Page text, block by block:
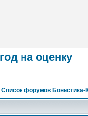
на оценку
Список форумов Бонистика-